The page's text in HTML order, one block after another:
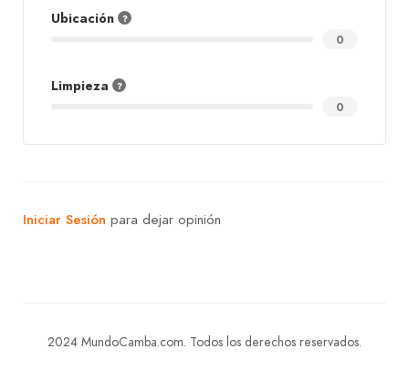
Ubicación
0
Limpieza
0
Iniciar Sesión para dejar opinión
2024 MundoCamba.com. Todos los derechos reservados.